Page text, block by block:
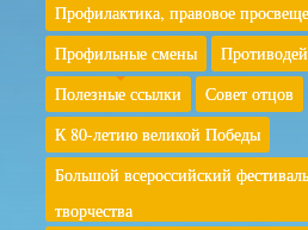
Профилактика, правовое
Профильные смены
Полезные ссылки
Совет отцов
К 80-летию великой Победы
Большой всероссийский
творчества